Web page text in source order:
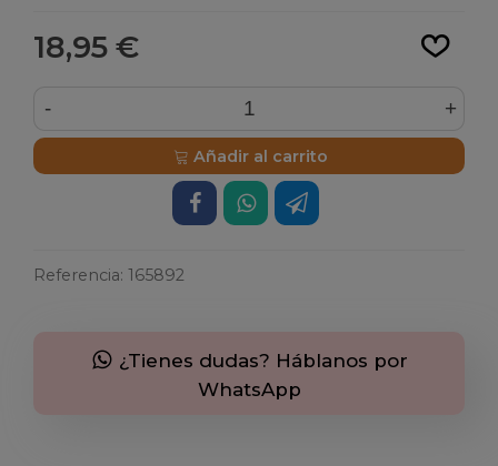
18,95 €
- +
Añadir al carrito
Referencia: 165892
¿Tienes dudas? Háblanos por
WhatsApp